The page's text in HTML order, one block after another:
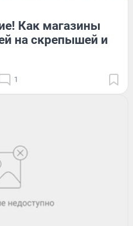
Как магазины
на скрепышей и
1